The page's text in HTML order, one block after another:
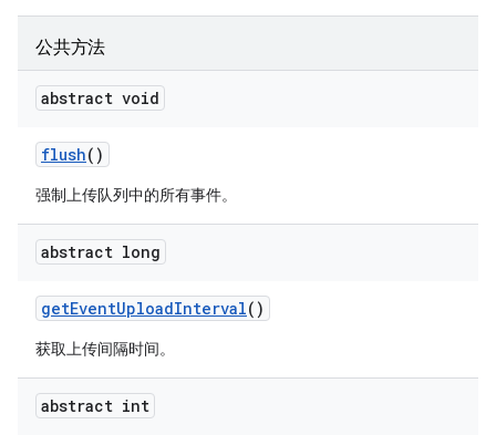
公共方法
abstract void
flush()
强制上传队列中的所有事件。
abstract long
getEventUploadInterval()
获取上传间隔时间。
abstract int